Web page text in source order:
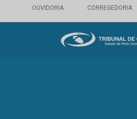
OUVIDORIA CORREGEDORIA